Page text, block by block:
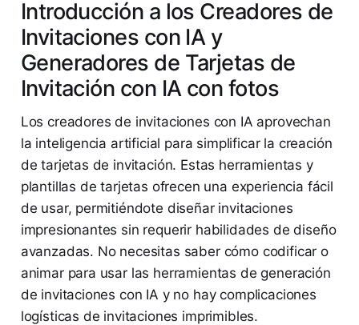
Introducción a los Creadores de
Invitaciones con IA y
Generadores de Tarjetas de
Invitación con IA con fotos
Los creadores de invitaciones con IA aprovechan
la inteligencia artificial para simplificar la creación
de tarjetas de invitación. Estas herramientas y
plantillas de tarjetas ofrecen una experiencia fácil
de usar, permitiéndote diseñar invitaciones
impresionantes sin requerir habilidades de diseño
avanzadas. No necesitas saber cómo codificar o
animar para usar las herramientas de generación
de invitaciones con IA y no hay complicaciones
logísticas de invitaciones imprimibles.